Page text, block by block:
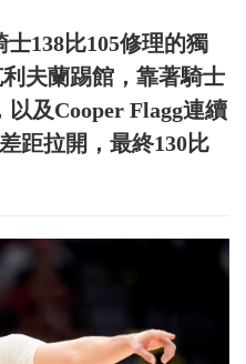
138比105修理的獨
夫蘭踢館，靠著騎士
及Cooper Flagg連續
距拉開，最終130比